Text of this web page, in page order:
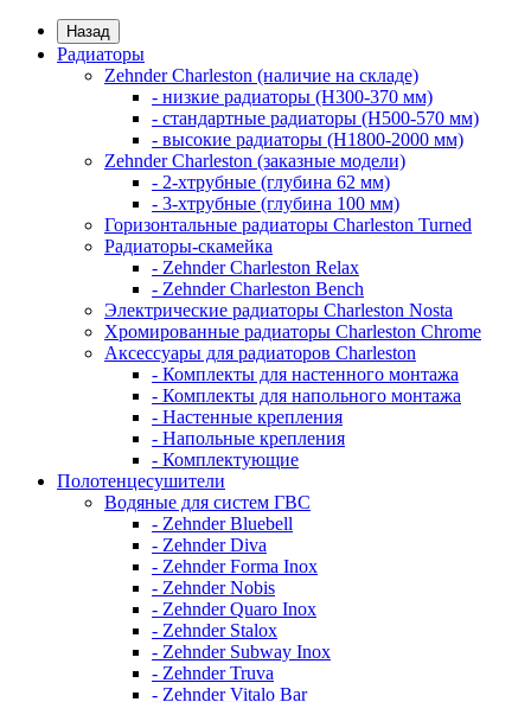
Назад
Радиаторы
Zehnder Charleston (наличие на складе)
- низкие радиаторы (H300-370 мм)
- стандартные радиаторы (H500-570 мм)
- высокие радиаторы (H1800-2000 мм)
Zehnder Charleston (заказные модели)
- 2-хтрубные (глубина 62 мм)
- 3-хтрубные (глубина 100 мм)
Горизонтальные радиаторы Charleston Turned
Радиаторы-скамейка
- Zehnder Charleston Relax
- Zehnder Charleston Bench
Электрические радиаторы Charleston Nosta
Хромированные радиаторы Charleston Chrome
Аксессуары для радиаторов Charleston
- Комплекты для настенного монтажа
- Комплекты для напольного монтажа
- Настенные крепления
- Напольные крепления
- Комплектующие
Полотенцесушители
Водяные для систем ГВС
- Zehnder Bluebell
- Zehnder Diva
- Zehnder Forma Inox
- Zehnder Nobis
- Zehnder Quaro Inox
- Zehnder Stalox
- Zehnder Subway Inox
- Zehnder Truva
- Zehnder Vitalo Bar